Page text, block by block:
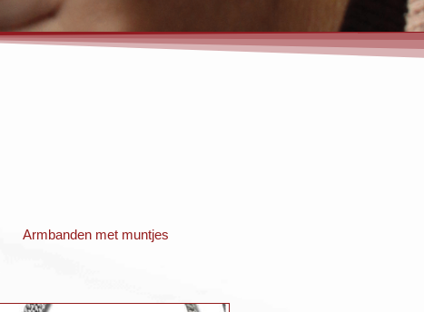
Armbanden met muntjes